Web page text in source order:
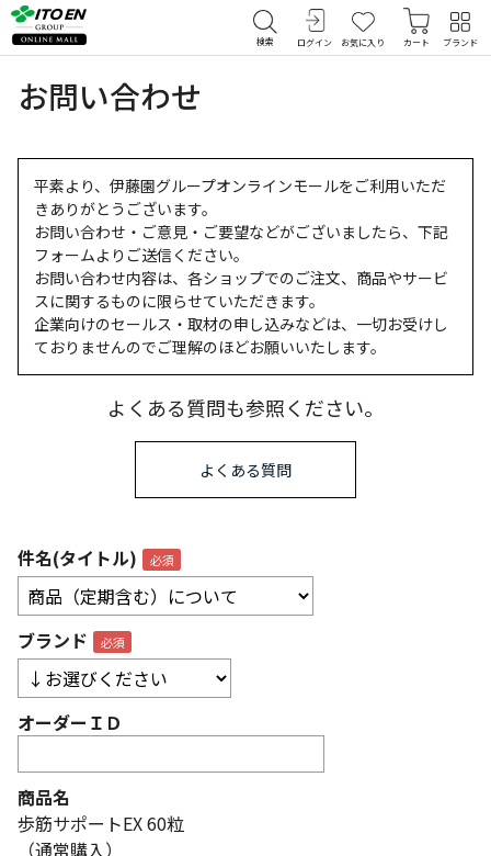
検索 ログイン お気に入り カート ブランド
お問い合わせ
平素より、伊藤園グループオンラインモールをご利用いただ
きありがとうございます。
お問い合わせ・ご意見・ご要望などがございましたら、下記
フォームよりご送信ください。
お問い合わせ内容は、各ショップでのご注文、商品やサービ
スに関するものに限らせていただきます。
企業向けのセールス・取材の申し込みなどは、一切お受けし
ておりませんのでご理解のほどお願いいたします。
よくある質問も参照ください。
よくある質問
件名(タイトル)
ブランド
オーダーＩＤ
商品名
歩筋サポートEX 60粒
（通常購入）